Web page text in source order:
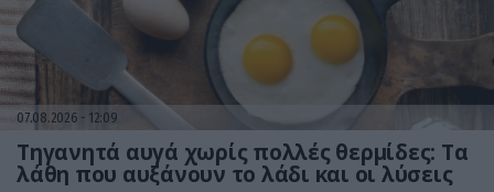
07.08.2026 12:09
Τηγανητά αυγά χωρίς πολλές θερμίδες: Τα
λάθη που αυξάνουν το λάδι και οι λύσεις